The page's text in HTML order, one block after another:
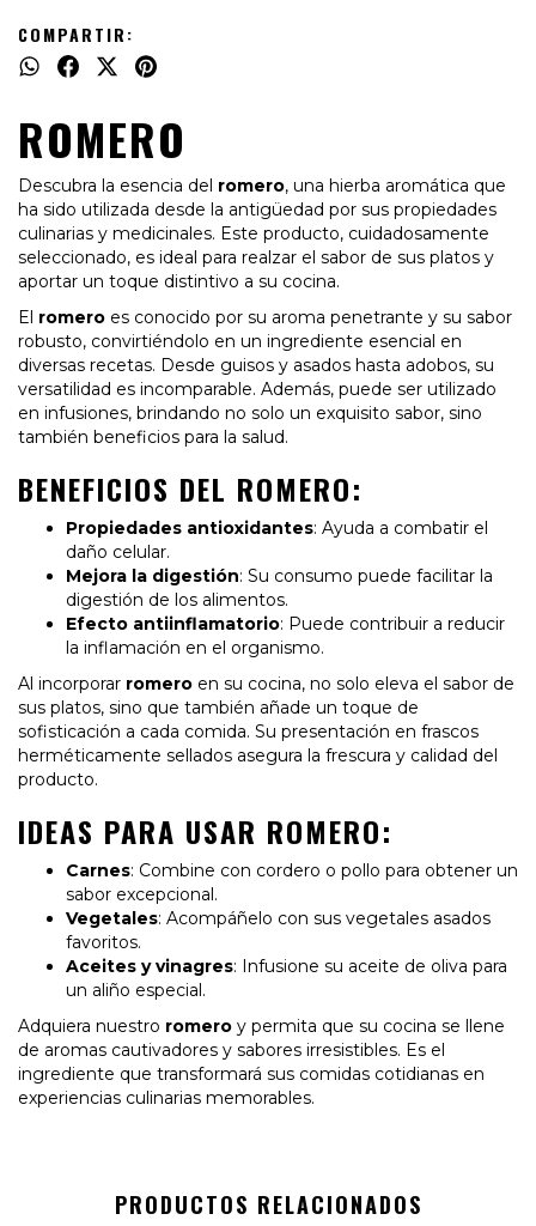
COMPARTIR:
ROMERO
Descubra la esencia del romero, una hierba aromática que
ha sido utilizada desde la antigüedad por sus propiedades
culinarias y medicinales. Este producto, cuidadosamente
seleccionado, es ideal para realzar el sabor de sus platos y
aportar un toque distintivo a su cocina.
El romero es conocido por su aroma penetrante y su sabor
robusto, convirtiéndolo en un ingrediente esencial en
diversas recetas. Desde guisos y asados hasta adobos, su
versatilidad es incomparable. Además, puede ser utilizado
en infusiones, brindando no solo un exquisito sabor, sino
también beneficios para la salud.
BENEFICIOS DEL ROMERO:
Propiedades antioxidantes: Ayuda a combatir el
daño celular.
Mejora la digestión: Su consumo puede facilitar la
digestión de los alimentos.
Efecto antiinflamatorio: Puede contribuir a reducir
la inflamación en el organismo.
Al incorporar romero en su cocina, no solo eleva el sabor de
sus platos, sino que también añade un toque de
sofisticación a cada comida. Su presentación en frascos
herméticamente sellados asegura la frescura y calidad del
producto.
IDEAS PARA USAR ROMERO:
Carnes: Combine con cordero o pollo para obtener un
sabor excepcional.
Vegetales: Acompáñelo con sus vegetales asados
favoritos.
Aceites y vinagres: Infusione su aceite de oliva para
un aliño especial.
Adquiera nuestro romero y permita que su cocina se llene
de aromas cautivadores y sabores irresistibles. Es el
ingrediente que transformará sus comidas cotidianas en
experiencias culinarias memorables.
PRODUCTOS RELACIONADOS